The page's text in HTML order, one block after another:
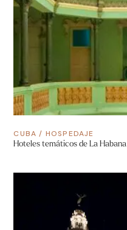
CUBA / HOSPEDAJE
Hoteles temáticos de La Habana